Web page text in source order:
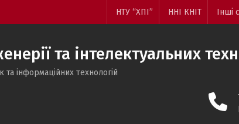
НТУ “ХПІ” ННІ КНІТ Інші
та інтелектуальних
інформаційних технологій